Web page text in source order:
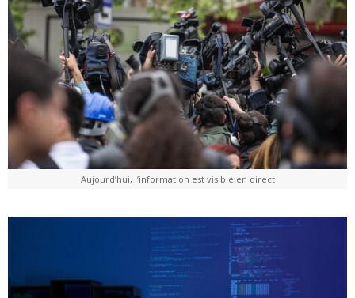
Aujourd’hui, l’information est visible en direct